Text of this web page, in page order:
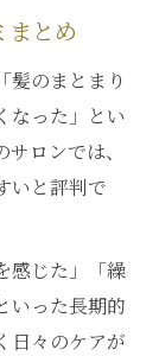
まとめ
髪のまとまり
なった」とい
ロンでは、
いと評判で
感じた」「繰
いった長期的
日々のケアが